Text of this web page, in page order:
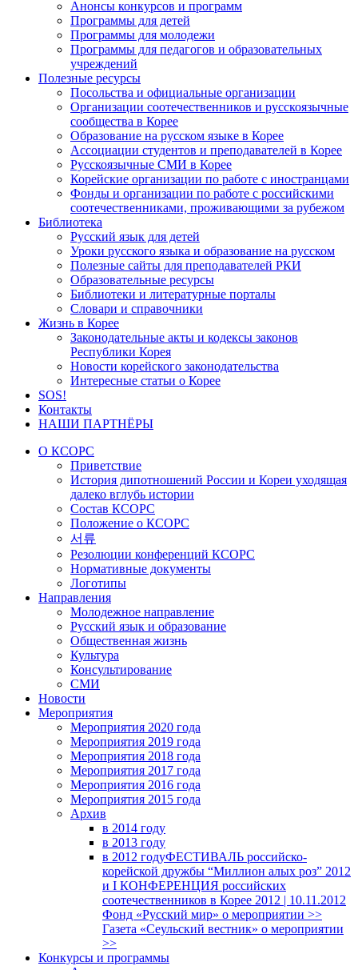
Анонсы конкурсов и программ
Программы для детей
Программы для молодежи
Программы для педагогов и образовательных
учреждений
Полезные ресурсы
Посольства и официальные организации
Организации соотечественников и русскоязычные
сообщества в Корее
Образование на русском языке в Корее
Ассоциации студентов и преподавателей в Корее
Русскоязычные СМИ в Корее
Корейские организации по работе с иностранцами
Фонды и организации по работе с российскими
соотечественниками, проживающими за рубежом
Библиотека
Русский язык для детей
Уроки русского языка и образование на русском
Полезные сайты для преподавателей РКИ
Образовательные ресурсы
Библиотеки и литературные порталы
Словари и справочники
Жизнь в Корее
Законодательные акты и кодексы законов
Республики Корея
Новости корейского законодательства
Интересные статьи о Корее
SOS!
Контакты
НАШИ ПАРТНЁРЫ
О КСОРС
Приветствие
История дипотношений России и Кореи уходящая
далеко вглубь истории
Состав КСОРС
Положение о КСОРС
서류
Резолюции конференций КСОРС
Нормативные документы
Логотипы
Направления
Молодежное направление
Русский язык и образование
Общественная жизнь
Культура
Консультирование
СМИ
Новости
Мероприятия
Мероприятия 2020 года
Мероприятия 2019 года
Мероприятия 2018 годa
Мероприятия 2017 года
Мероприятия 2016 года
Мероприятия 2015 года
Архив
в 2014 году
в 2013 году
в 2012 годуФЕСТИВАЛЬ российско-
корейской дружбы “Миллион алых роз” 2012
и I КОНФЕРЕНЦИЯ российских
соотечественников в Корее 2012 | 10.11.2012
Фонд «Русский мир» о мероприятии >>
Газета «Сеульский вестник» о мероприятии
>>
Конкурсы и программы